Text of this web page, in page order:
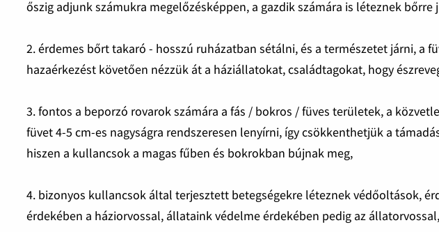
őszig adjunk számukra megelőzésképpen, a gazdik számára is léteznek
2. érdemes bőrt takaró - hosszú ruházatban sétálni, és a természetet járni, a
hazaérkezést követően nézzük át a háziállatokat, családtagokat, hogy
3. fontos a beporzó rovarok számára a fás / bokros / füves területek, a
füvet 4-5 cm-es nagyságra rendszeresen lenyírni, így csökkenthetjük a
hiszen a kullancsok a magas fűben és bokrokban bújnak meg,
4. bizonyos kullancsok által terjesztett betegségekre léteznek védőoltások,
érdekében a háziorvossal, állataink védelme érdekében pedig az állatorvossal,